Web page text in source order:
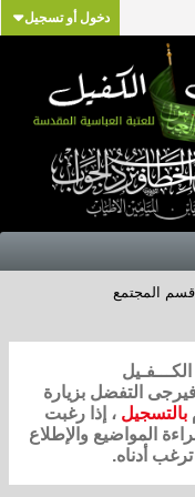
دخول أو تسجيل
قسم المجتمع
فيرجى التفضل بزيارة
بالتسجيل ، إذا رغبت
المواضيع والإطلاع
أدناه.